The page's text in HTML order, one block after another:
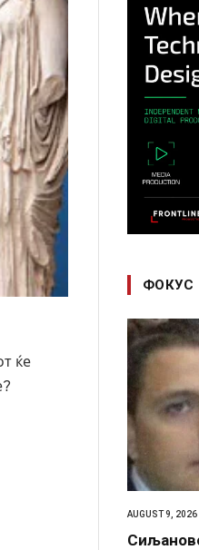
ќе
ФОКУС
AUGUST 9, 2026